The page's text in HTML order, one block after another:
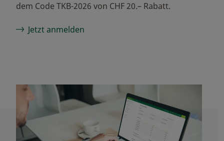
dem Code TKB-2026 von CHF 20.– Rabatt.
Jetzt anmelden